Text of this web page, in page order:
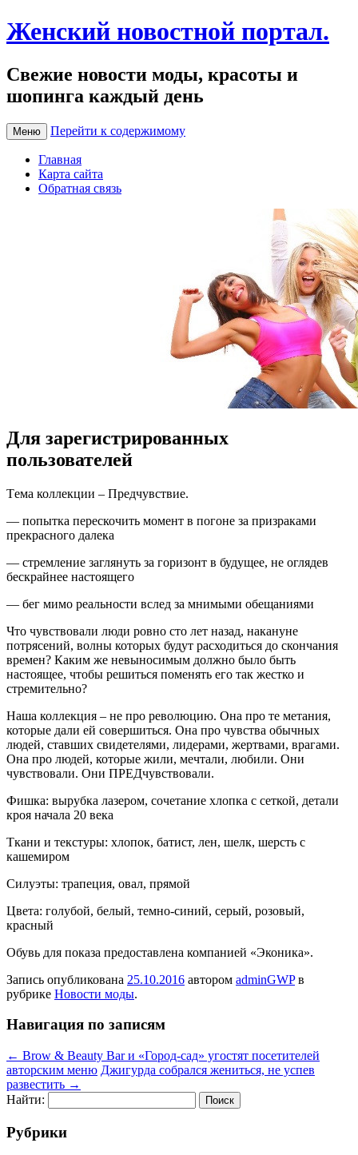
Женский новостной портал.
Свежие новости моды, красоты и
шопинга каждый день
Меню Перейти к содержимому
Главная
Карта сайта
Обратная связь
Для зарегистрированных
пользователей
Тeмa коллекции – Предчувствие.
— попытка перескочить момент в погоне за призраками
прекрасного далека
— стремление заглянуть за горизонт в будущее, не оглядев
бескрайнее настоящего
— бег мимо реальности вслед за мнимыми обещаниями
Что чувствовали люди ровно сто лет назад, накануне
потрясений, волны которых будут расходиться до скончания
времен? Каким же невыносимым должно было быть
настоящее, чтобы решиться поменять его так жестко и
стремительно?
Наша коллекция – не про революцию. Она про те метания,
которые дали ей совершиться. Она про чувства обычных
людей, ставших свидетелями, лидерами, жертвами, врагами.
Она про людей, которые жили, мечтали, любили. Они
чувствовали. Они ПРЕДчувствовали.
Фишка: вырубка лазером, сочетание хлопка с сеткой, детали
кроя начала 20 века
Ткани и текстуры: хлопок, батист, лен, шелк, шерсть с
кашемиром
Силуэты: трапеция, овал, прямой
Цвета: голубой, белый, темно-синий, серый, розовый,
красный
Обувь для показа предоставлена компанией «Эконика».
Запись опубликована 25.10.2016 автором adminGWPв
рубрике Новости моды.
Навигация по записям
← Brow & Beauty Bar и «Город-сад» угостят посетителей
авторским меню Джигурда собрался жениться, не успев
развестить →
Найти:
Рубрики